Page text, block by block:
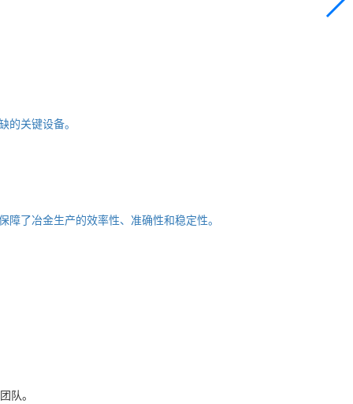
关键设备。
了冶金生产的效率性、准确性和稳定性。
队。